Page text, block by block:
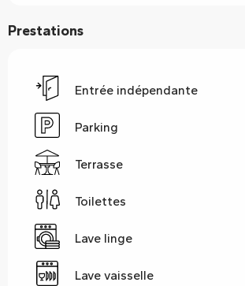
Prestations
Entrée indépendante
Parking
Terrasse
Toilettes
Lave linge
Lave vaisselle